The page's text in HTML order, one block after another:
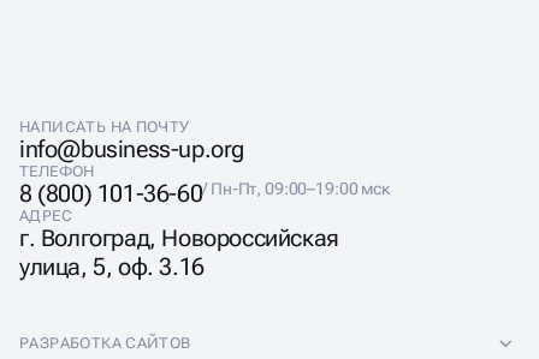
НАПИСАТЬ НА ПОЧТУ
info@business-up.org
ТЕЛЕФОН
8 (800) 101-36-60/ Пн-Пт, 09:00–19:00 мск
АДРЕС
г. Волгоград, Новороссийская
улица, 5, оф. 3.16
РАЗРАБОТКА САЙТОВ